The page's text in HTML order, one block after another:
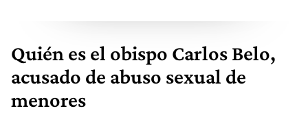
Quién es el obispo Carlos Belo,
acusado de abuso sexual de
menores